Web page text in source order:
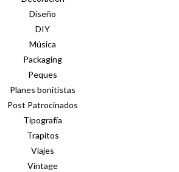
Diseño
DIY
Música
Packaging
Peques
Planes bonitistas
Post Patrocinados
Tipografía
Trapitos
Viajes
Vintage